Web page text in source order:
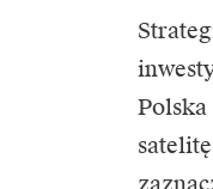
Polska